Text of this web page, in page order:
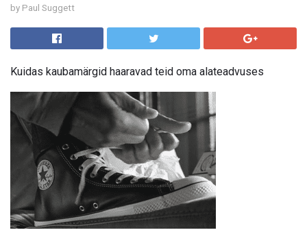
by Paul Suggett
Kuidas kaubamärgid haaravad teid oma alateadvuses